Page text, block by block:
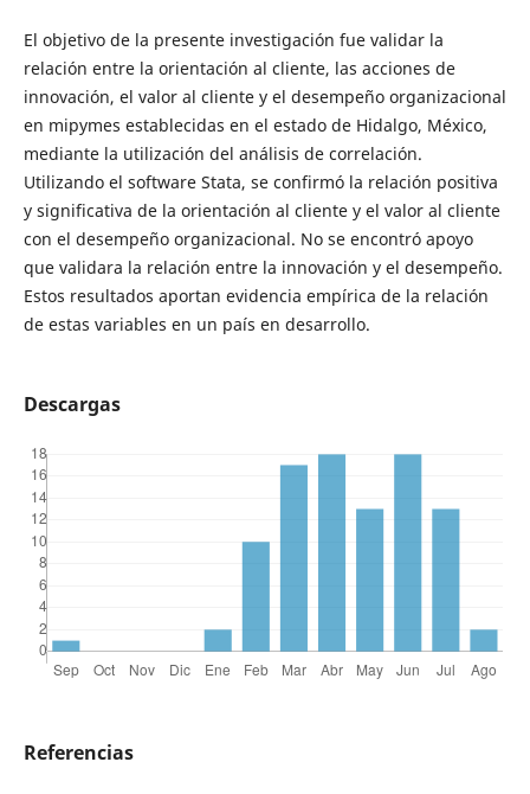
El objetivo de la presente investigación fue validar la
relación entre la orientación al cliente, las acciones de
innovación, el valor al cliente y el desempeño organizacional
en mipymes establecidas en el estado de Hidalgo, México,
mediante la utilización del análisis de correlación.
Utilizando el software Stata, se confirmó la relación positiva
y significativa de la orientación al cliente y el valor al cliente
con el desempeño organizacional. No se encontró apoyo
que validara la relación entre la innovación y el desempeño.
Estos resultados aportan evidencia empírica de la relación
de estas variables en un país en desarrollo.
Descargas
Referencias